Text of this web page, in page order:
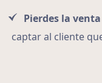
Pierdes la
captar al cliente